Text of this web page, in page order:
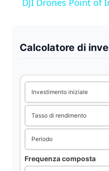
DJI Drones Point of
Calcolatore di
Investimento iniziale
Tasso di rendimento
Periodo
Frequenza composta